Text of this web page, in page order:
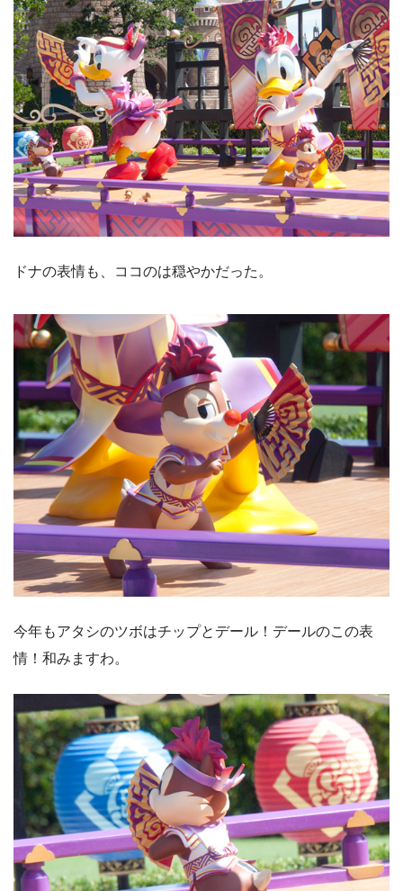
ドナの表情も、ココのは穏やかだった。
今年もアタシのツボはチップとデール！デールのこの表
情！和みますわ。